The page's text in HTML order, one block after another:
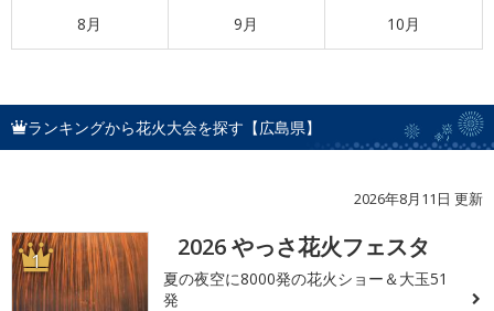
8月 9月 10月
ランキングから花火大会を探す【広島県】
2026年8月11日 更新
1 2026 やっさ花火フェスタ
夏の夜空に8000発の花火ショー＆大玉51
発